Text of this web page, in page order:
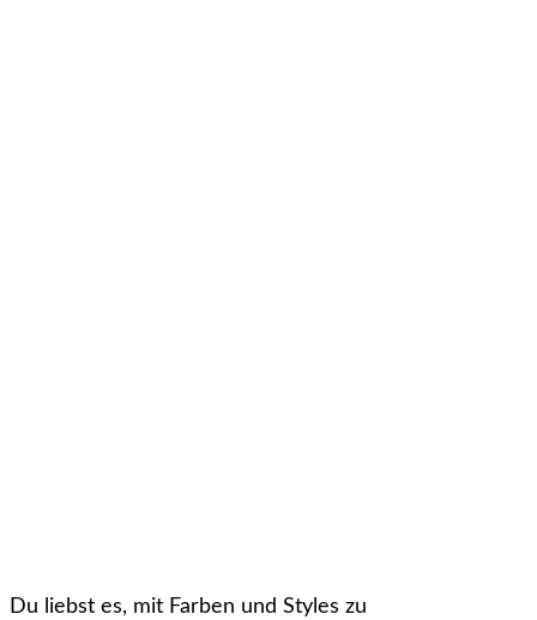
Du liebst es, mit Farben und Styles zu